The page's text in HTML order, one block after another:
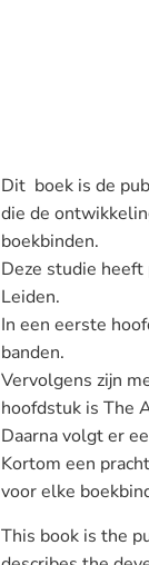
Dit boek is de
die de
boekbinden.
Deze studie
Leiden.
In een eerste
banden.
Vervolgens zijn
hoofdstuk is The
Daarna volgt er
Kortom een
voor elke
This book is the